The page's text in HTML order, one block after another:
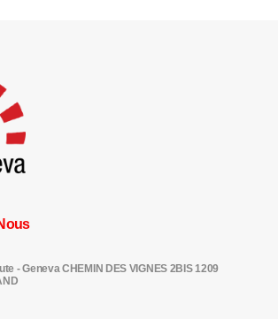
- Geneva CHEMIN DES VIGNES 2BIS 1209